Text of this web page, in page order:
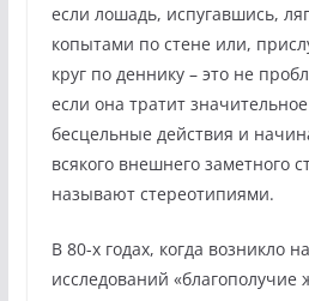
если лошадь, испугавшись,
копытами по стене или,
круг по деннику – это не
если она тратит
бесцельные действия и
всякого внешнего заметного
называют стереотипиями.
В 80-х годах, когда возникло
исследований «благополучие